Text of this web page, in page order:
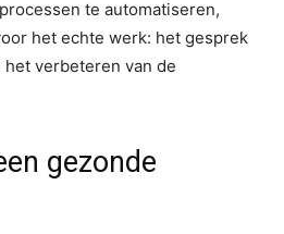
te automatiseren,
het echte werk: het gesprek
verbeteren van de
gezonde